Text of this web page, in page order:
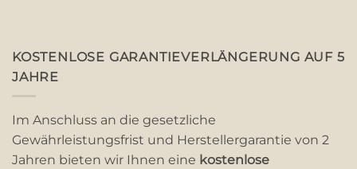
KOSTENLOSE GARANTIEVERLÄNGERUNG AUF 5
JAHRE
Im Anschluss an die gesetzliche
Gewährleistungsfrist und Herstellergarantie von 2
Jahren bieten wir Ihnen eine kostenlose